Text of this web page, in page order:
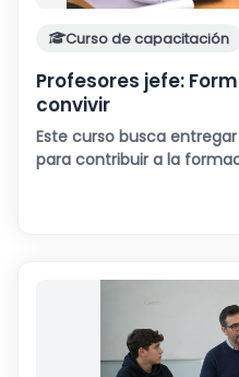
Curso de capacitación
Profesores jefe:
convivir
Este curso busca
para contribuir a la